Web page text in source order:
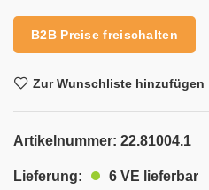
B2B Preise freischalten
Zur Wunschliste hinzufügen
Artikelnummer: 22.81004.1
Lieferung: 6 VE lieferbar